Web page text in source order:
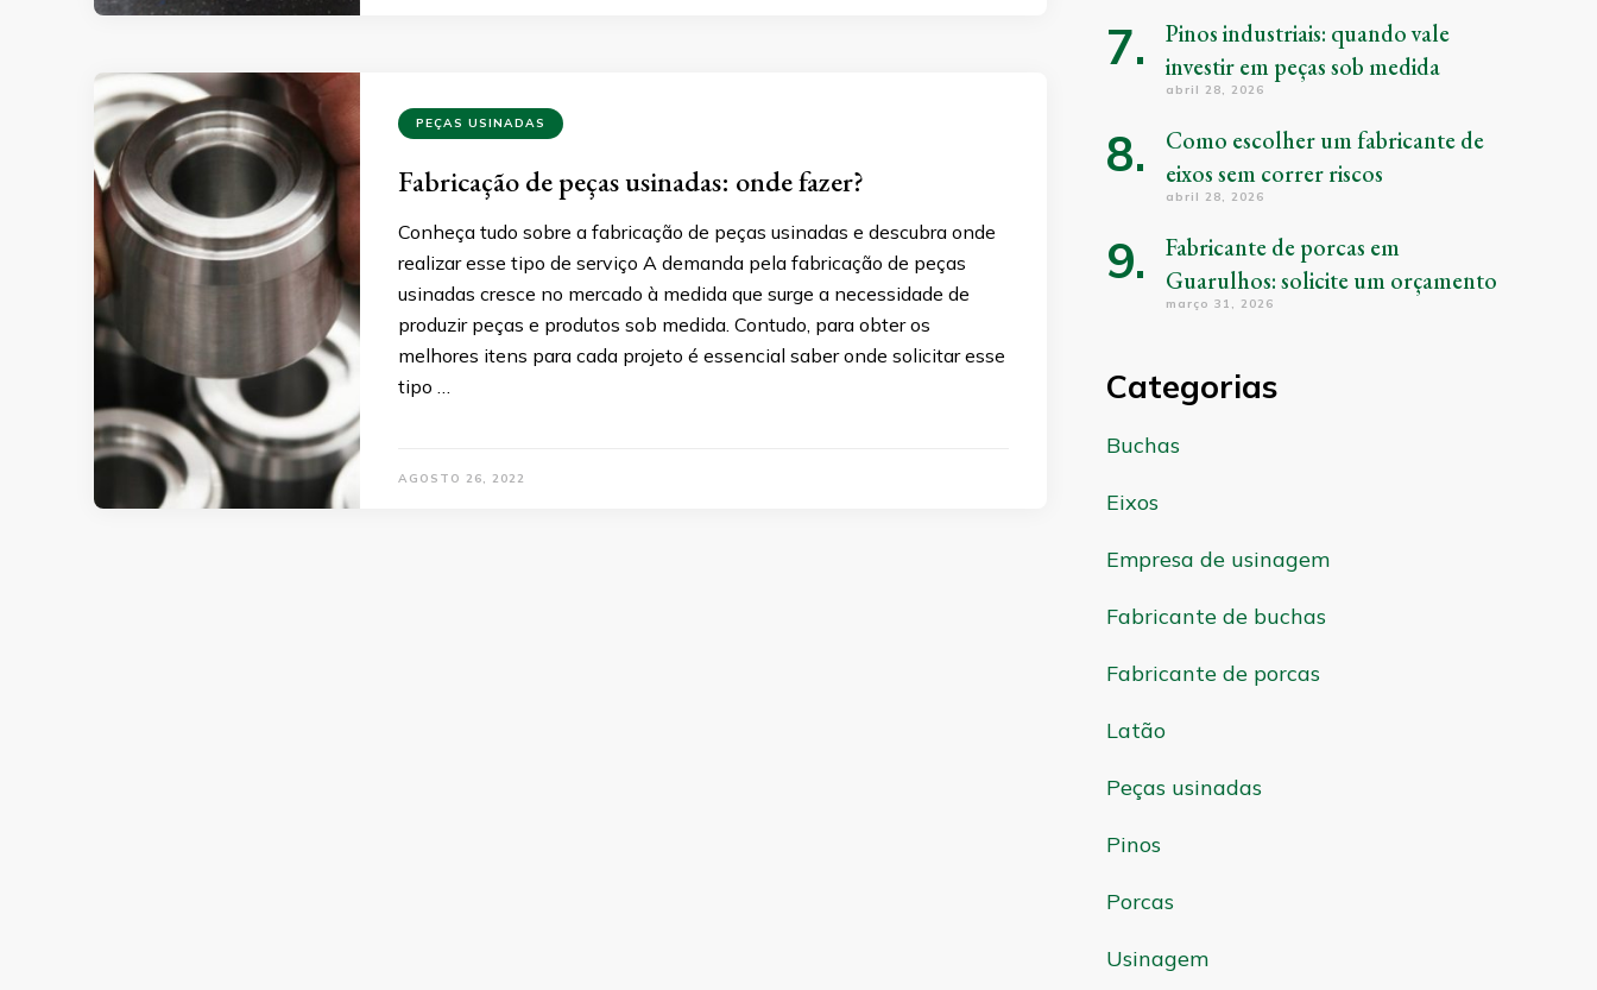
PEÇAS USINADAS
Fabricação de peças usinadas: onde fazer?
Conheça tudo sobre a fabricação de peças usinadas e descubra onde
realizar esse tipo de serviço A demanda pela fabricação de peças
usinadas cresce no mercado à medida que surge a necessidade de
produzir peças e produtos sob medida. Contudo, para obter os
melhores itens para cada projeto é essencial saber onde solicitar esse
tipo …
AGOSTO 26, 2022
Pinos industriais: quando vale
investir em peças sob medida
abril 28, 2026
Como escolher um fabricante de
eixos sem correr riscos
abril 28, 2026
Fabricante de porcas em
Guarulhos: solicite um orçamento
março 31, 2026
Categorias
Buchas
Eixos
Empresa de usinagem
Fabricante de buchas
Fabricante de porcas
Latão
Peças usinadas
Pinos
Porcas
Usinagem